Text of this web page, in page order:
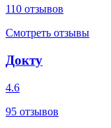
110 отзывов
Смотреть отзывы
Докту
4.6
95 отзывов